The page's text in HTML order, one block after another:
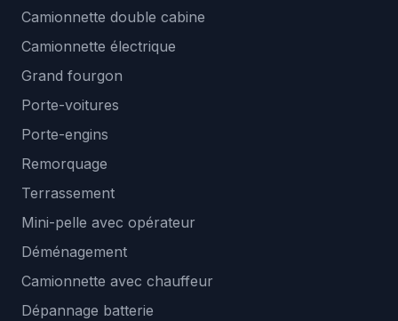
Camionnette double cabine
Camionnette électrique
Grand fourgon
Porte-voitures
Porte-engins
Remorquage
Terrassement
Mini-pelle avec opérateur
Déménagement
Camionnette avec chauffeur
Dépannage batterie